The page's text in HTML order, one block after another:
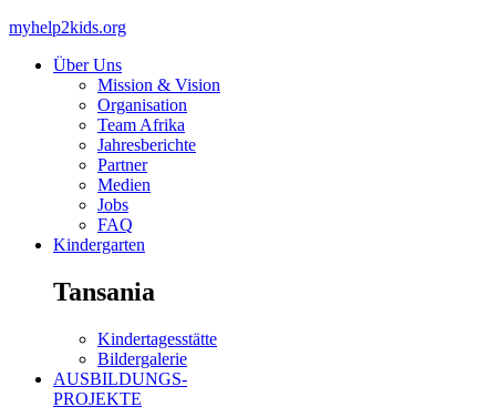
myhelp2kids.org
Über Uns
Mission & Vision
Organisation
Team Afrika
Jahresberichte
Partner
Medien
Jobs
FAQ
Kindergarten
Tansania
Kindertagesstätte
Bildergalerie
AUSBILDUNGS-
PROJEKTE